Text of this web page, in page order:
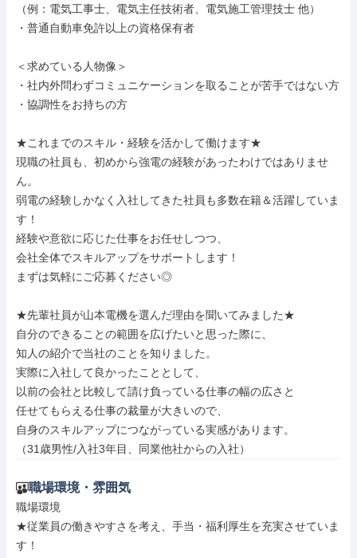
（例：電気工事士、電気主任技術者、電気施工管理技士 他）
・普通自動車免許以上の資格保有者
＜求めている人物像＞
・社内外問わずコミュニケーションを取ることが苦手ではない方
・協調性をお持ちの方
★これまでのスキル・経験を活かして働けます★
現職の社員も、初めから強電の経験があったわけではありませ
ん。
弱電の経験しかなく入社してきた社員も多数在籍＆活躍していま
す！
経験や意欲に応じた仕事をお任せしつつ、
会社全体でスキルアップをサポートします！
まずは気軽にご応募ください◎
★先輩社員が山本電機を選んだ理由を聞いてみました★
自分のできることの範囲を広げたいと思った際に、
知人の紹介で当社のことを知りました。
実際に入社して良かったこととして、
以前の会社と比較して請け負っている仕事の幅の広さと
任せてもらえる仕事の裁量が大きいので、
自身のスキルアップにつながっている実感があります。
（31歳男性/入社3年目、同業他社からの入社）
職場環境・雰囲気
職場環境
★従業員の働きやすさを考え、手当・福利厚生を充実させていま
す！